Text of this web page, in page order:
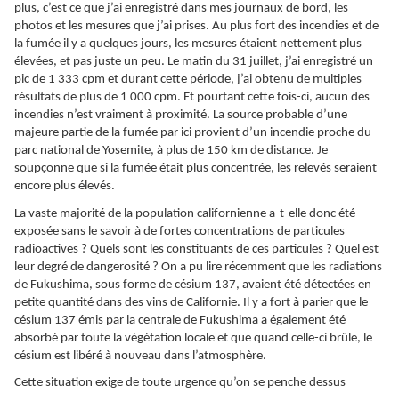
plus, c’est ce que j’ai enregistré dans mes journaux de bord, les
photos et les mesures que j’ai prises. Au plus fort des incendies et de
la fumée il y a quelques jours, les mesures étaient nettement plus
élevées, et pas juste un peu. Le matin du 31 juillet, j’ai enregistré un
pic de 1 333 cpm et durant cette période, j’ai obtenu de multiples
résultats de plus de 1 000 cpm. Et pourtant cette fois-ci, aucun des
incendies n’est vraiment à proximité. La source probable d’une
majeure partie de la fumée par ici provient d’un incendie proche du
parc national de Yosemite, à plus de 150 km de distance. Je
soupçonne que si la fumée était plus concentrée, les relevés seraient
encore plus élevés.
La vaste majorité de la population californienne a-t-elle donc été
exposée sans le savoir à de fortes concentrations de particules
radioactives ? Quels sont les constituants de ces particules ? Quel est
leur degré de dangerosité ? On a pu lire récemment que les radiations
de Fukushima, sous forme de césium 137, avaient été détectées en
petite quantité dans des vins de Californie. Il y a fort à parier que le
césium 137 émis par la centrale de Fukushima a également été
absorbé par toute la végétation locale et que quand celle-ci brûle, le
césium est libéré à nouveau dans l’atmosphère.
Cette situation exige de toute urgence qu’on se penche dessus